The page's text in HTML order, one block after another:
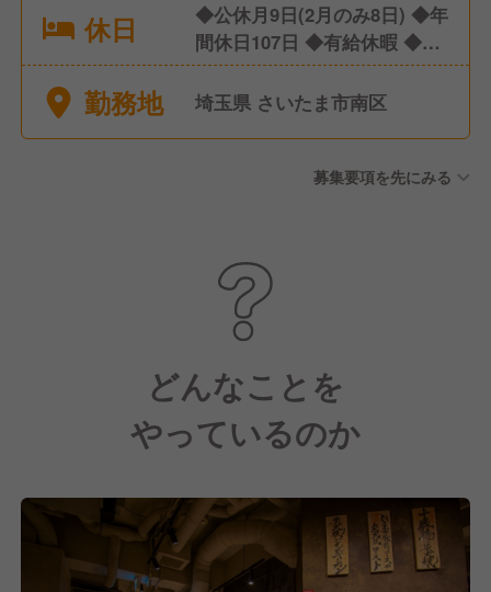
休日
◆公休月9日(2月のみ8日) ◆年
間休日107日 ◆有給休暇 ◆産
休/育休 ◆介護休暇
勤務地 埼玉県 さいたま市南区
募集要項を先にみる
どんなことを
やっているのか